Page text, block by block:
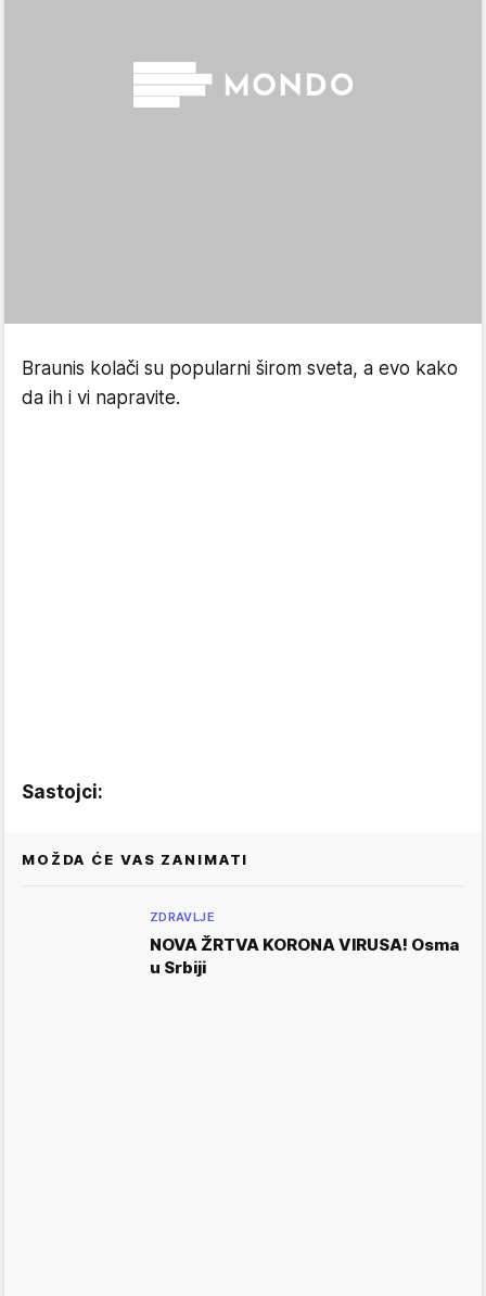
Braunis kolači su popularni širom sveta, a evo kako
da ih i vi napravite.
Sastojci:
MOŽDA ĆE VAS ZANIMATI
ZDRAVLJE
NOVA ŽRTVA KORONA VIRUSA! Osma
u Srbiji